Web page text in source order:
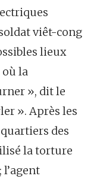
viêt-cong
lieux
où la
», dit le
». Après les
des
la torture